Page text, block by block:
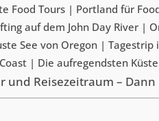
Food Tours | Portland für
auf dem John Day River |
See von Oregon |
| Die aufregendsten
und Reisezeitraum –